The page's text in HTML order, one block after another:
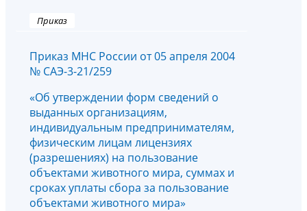
Приказ
Приказ МНС России от 05 апреля 2004
№ САЭ-3-21/259
«Об утверждении форм сведений о
выданных организациям,
индивидуальным предпринимателям,
физическим лицам лицензиях
(разрешениях) на пользование
объектами животного мира, суммах и
сроках уплаты сбора за пользование
объектами животного мира»